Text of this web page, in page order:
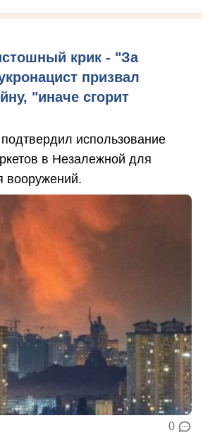
крик - "За
призвал
"иначе сгорит
использование
в Незалежной для
вооружений.
0